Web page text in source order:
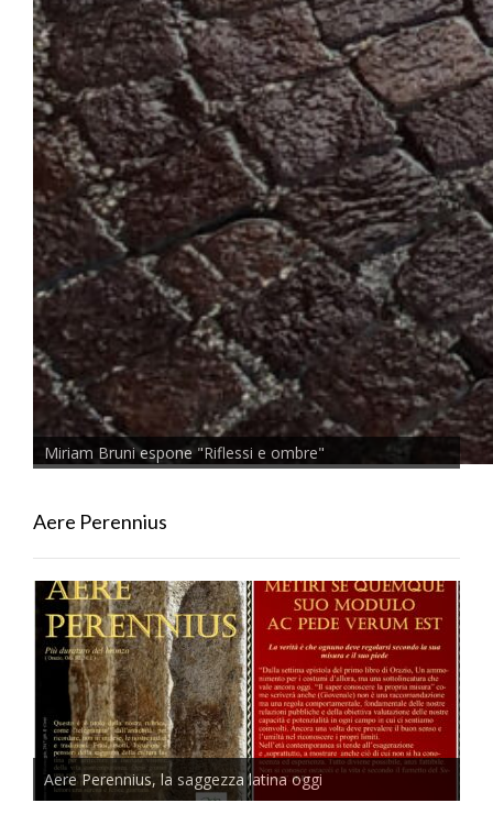
Miriam Bruni espone "Riflessi e ombre"
Aere Perennius
Aere Perennius, la saggezza latina oggi